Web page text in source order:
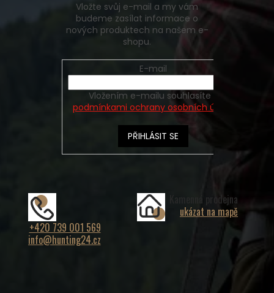
Vložte svůj e-mail a my vám
budeme zasílat informace o
nových produktech na našem e-
shopu.
E-mail
podmínkami ochrany osobních údajů
PŘIHLÁSIT SE
+420 739 001 569
info@hunting24.cz
Kamenná prodejna
ukázat na mapě